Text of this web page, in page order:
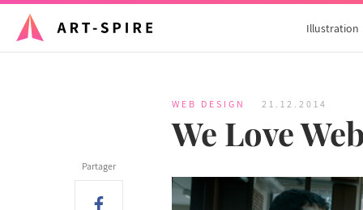
Illustration
WEB DESIGN 21.12.2014
We Love
Partager